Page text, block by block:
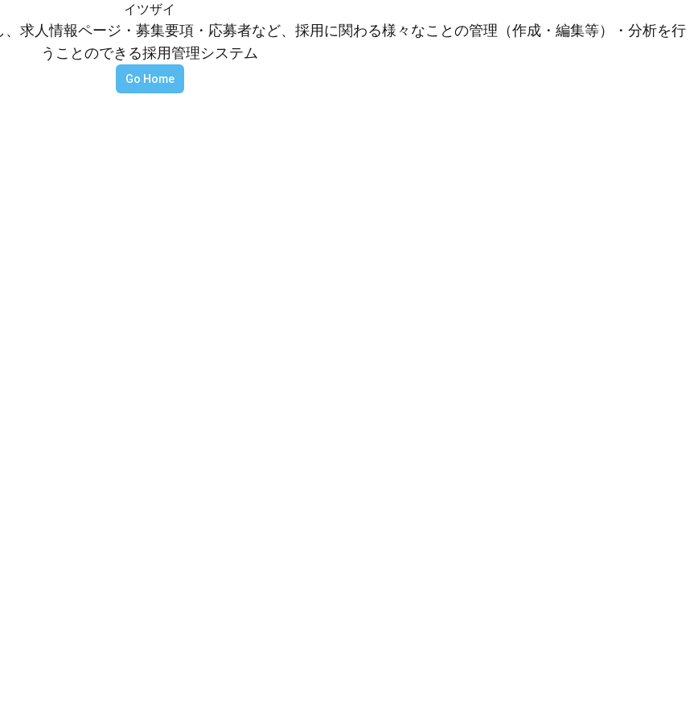
イツザイ
求人情報ページ・募集要項・応募者など、採用に関わる様々なことの管理（作成・編集等）・分析を行
うことのできる採用管理システム
Go Home